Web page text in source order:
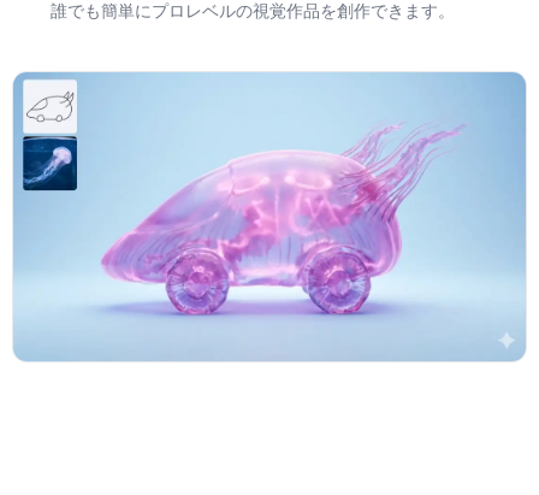
誰でも簡単にプロレベルの視覚作品を創作できます。